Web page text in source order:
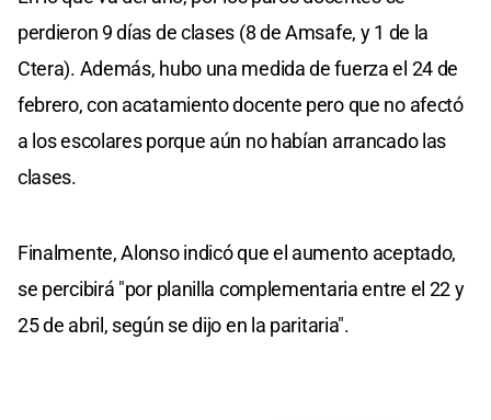
perdieron 9 días de clases (8 de Amsafe, y 1 de la
Ctera). Además, hubo una medida de fuerza el 24 de
febrero, con acatamiento docente pero que no afectó
a los escolares porque aún no habían arrancado las
clases.
Finalmente, Alonso indicó que el aumento aceptado,
se percibirá "por planilla complementaria entre el 22 y
25 de abril, según se dijo en la paritaria".